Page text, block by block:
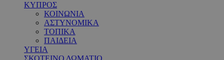
ΚΥΠΡΟΣ
ΚΟΙΝΩΝΙΑ
ΑΣΤΥΝΟΜΙΚΑ
ΤΟΠΙΚΑ
ΠΑΙΔΕΙΑ
ΥΓΕΙΑ